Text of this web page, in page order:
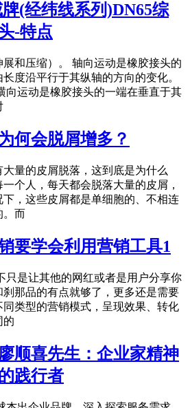
(经纬线系列)DN65综
-特点
和压缩）。 轴向运动是橡胶接头的
度沿平行于其纵轴的方向的变化。
向运动是橡胶接头的一端在垂直于其
何会脱屑增多？
量的皮屑脱落，这到底是为什么
个人，每天都会脱落大量的皮屑，
下，这些皮屑都是单细胞的、不相连
。而
要学会利用营销工具1
只是让其他的网红或者是用户分享你
刹那品的有点就够了，更多还是需要
类型的营销模式，呈现效果、转化
的
顺喜先生：企业家精神
践行者